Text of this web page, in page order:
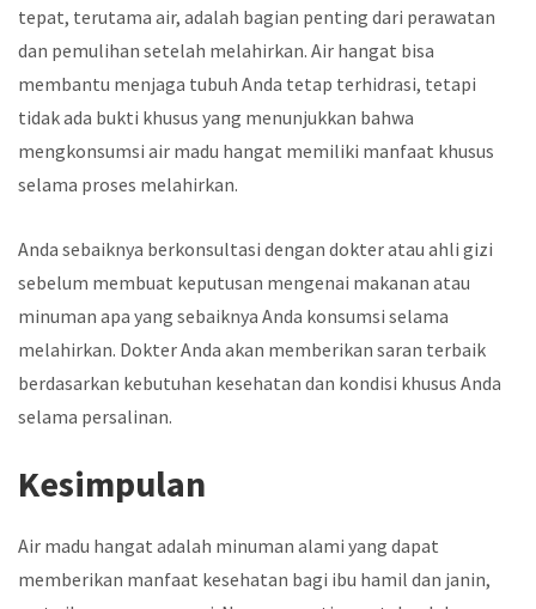
tepat, terutama air, adalah bagian penting dari perawatan
dan pemulihan setelah melahirkan. Air hangat bisa
membantu menjaga tubuh Anda tetap terhidrasi, tetapi
tidak ada bukti khusus yang menunjukkan bahwa
mengkonsumsi air madu hangat memiliki manfaat khusus
selama proses melahirkan.
Anda sebaiknya berkonsultasi dengan dokter atau ahli gizi
sebelum membuat keputusan mengenai makanan atau
minuman apa yang sebaiknya Anda konsumsi selama
melahirkan. Dokter Anda akan memberikan saran terbaik
berdasarkan kebutuhan kesehatan dan kondisi khusus Anda
selama persalinan.
Kesimpulan
Air madu hangat adalah minuman alami yang dapat
memberikan manfaat kesehatan bagi ibu hamil dan janin,